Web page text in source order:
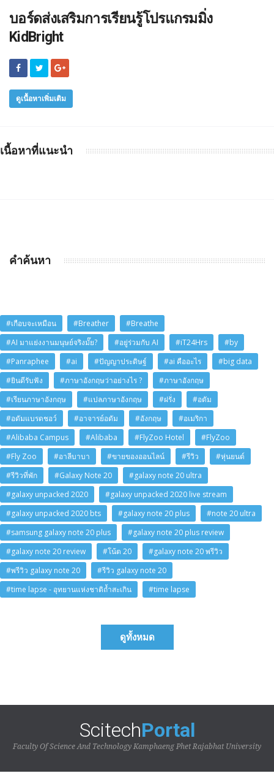
บอร์ดส่งเสริมการเรียนรู้โปรแกรมมิ่ง
KidBright
ดูเนื้อหาเพิ่มเติม
เนื้อหาที่แนะนำ
คำค้นหา
#เกือบจะเหมือน #Breather
#Breathe
#AI มาแย่งงานมนุษย์จริงมั๊ย?
#อยู่ร่วมกับ AI #iT24Hrs
#by
#Panraphee
#ai #ปัญญาประดิษฐ์ #ai คืออะไร
#big data
#ยินดีรับฟัง
#ภาษาอังกฤษว่าอย่างไร ?
#ภาษาอังกฤษ
#เรียนภาษาอังกฤษ
#แปลภาษาอังกฤษ #ฝรั่ง
#อดัม
#อดัมแบรดชอว์
#อาจารย์อดัม #อังกฤษ
#อเมริกา
#Alibaba Campus
#Alibaba #FlyZoo Hotel
#FlyZoo
#Fly Zoo
#อาลีบาบา #ขายของออนไลน์ #รีวิว
#หุ่นยนต์
#รีวิวที่พัก
#Galaxy Note 20
#galaxy note 20 ultra
#galaxy unpacked 2020
#galaxy unpacked 2020 live stream
#galaxy unpacked 2020 bts
#galaxy note 20 plus
#note 20 ultra
#samsung galaxy note 20 plus
#galaxy note 20 plus review
#galaxy note 20 review
#โน้ต 20
#galaxy note 20 พรีวิว
#พรีวิว galaxy note 20
#รีวิว galaxy note 20
#time lapse - อุทยานแห่งชาติถ้ำสะเกิน
#time lapse
ดูทั้งหมด
ScitechPortal
Faculty Of Science And Technology Kamphaeng Phet Rajabhat University